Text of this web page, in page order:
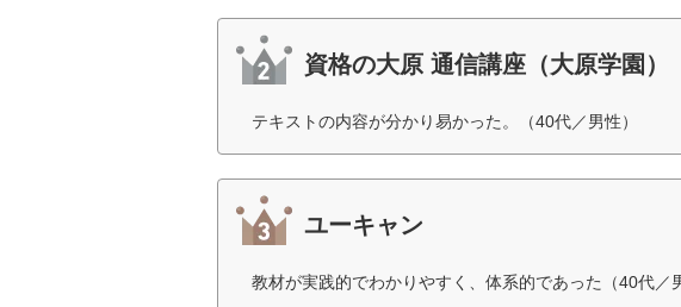
資格の大原 通信講座（大原学園）
テキストの内容が分かり易かった。（40代／男性）
ユーキャン
教材が実践的でわかりやすく、体系的であった（40代／